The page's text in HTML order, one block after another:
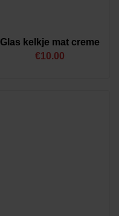
Glas kelkje mat creme
€10.00